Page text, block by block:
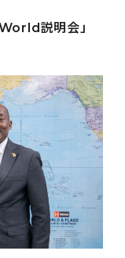
説明会」